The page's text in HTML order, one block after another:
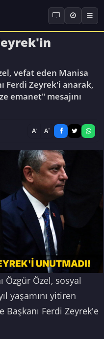
vefat eden Manisa
Ferdi Zeyrek'i anarak,
emanet" mesajını
A- A+
Özgür Özel, sosyal
yaşamını yitiren
Ferdi Zeyrek'e